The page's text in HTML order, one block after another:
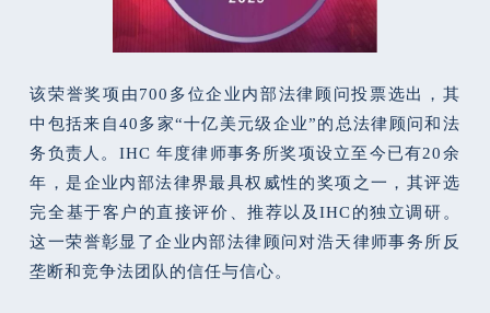
该荣誉奖项由700多位企业内部法律顾问投票选出，其
中包括来自40多家“十亿美元级企业”的总法律顾问和法
务负责人。IHC 年度律师事务所奖项设立至今已有20余
年，是企业内部法律界最具权威性的奖项之一，其评选
完全基于客户的直接评价、推荐以及IHC的独立调研。
这一荣誉彰显了企业内部法律顾问对浩天律师事务所反
垄断和竞争法团队的信任与信心。